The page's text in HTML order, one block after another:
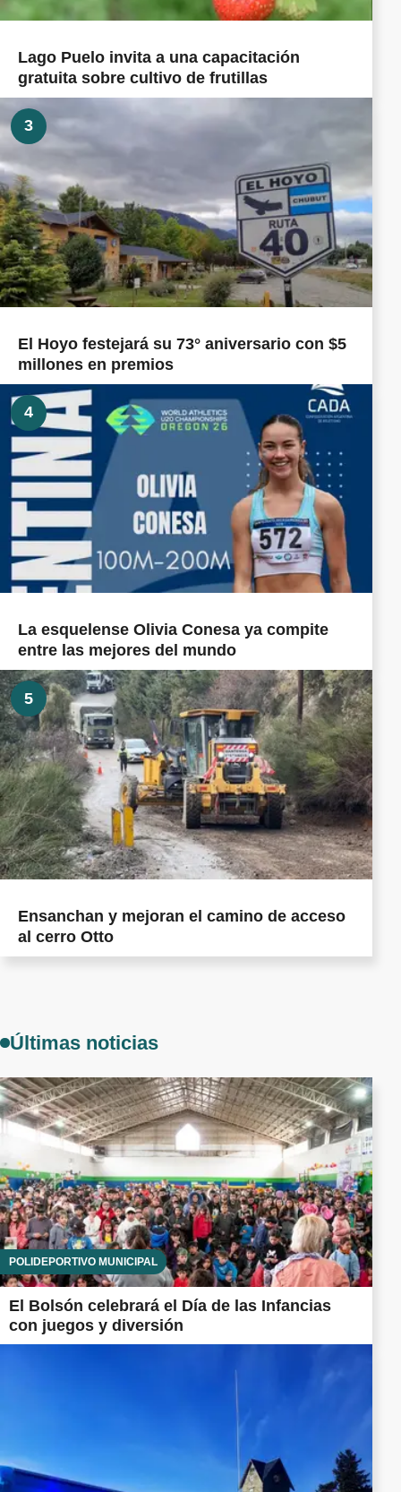
Lago Puelo invita a una capacitación
gratuita sobre cultivo de frutillas
3
El Hoyo festejará su 73° aniversario con $5
millones en premios
4
La esquelense Olivia Conesa ya compite
entre las mejores del mundo
5
Ensanchan y mejoran el camino de acceso
al cerro Otto
Últimas noticias
POLIDEPORTIVO MUNICIPAL
El Bolsón celebrará el Día de las Infancias
con juegos y diversión